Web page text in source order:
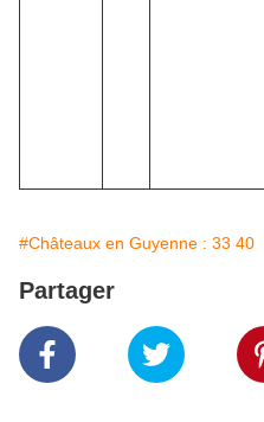
#Châteaux en Guyenne : 33 40
Partager